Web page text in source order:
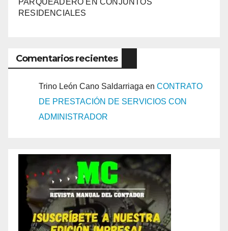
RESIDENCIALES
Comentarios recientes
Trino León Cano Saldarriaga en CONTRATO
DE PRESTACIÓN DE SERVICIOS CON
ADMINISTRADOR